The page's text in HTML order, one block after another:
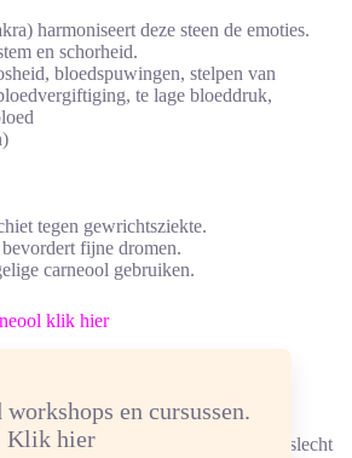
en cursussen.
Klik hier
harmoniseert deze steen de emoties.
en schorheid.
bloedspuwingen, stelpen van
te lage bloeddruk,
tegen gewrichtsziekte.
fijne dromen.
carneool gebruiken.
klik hier
maand onder stromend water.
elastiek kan slecht